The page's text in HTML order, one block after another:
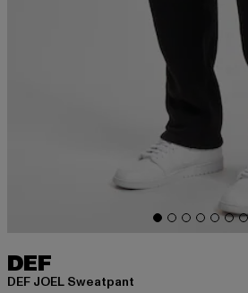
DEF
DEF JOEL Sweatpant